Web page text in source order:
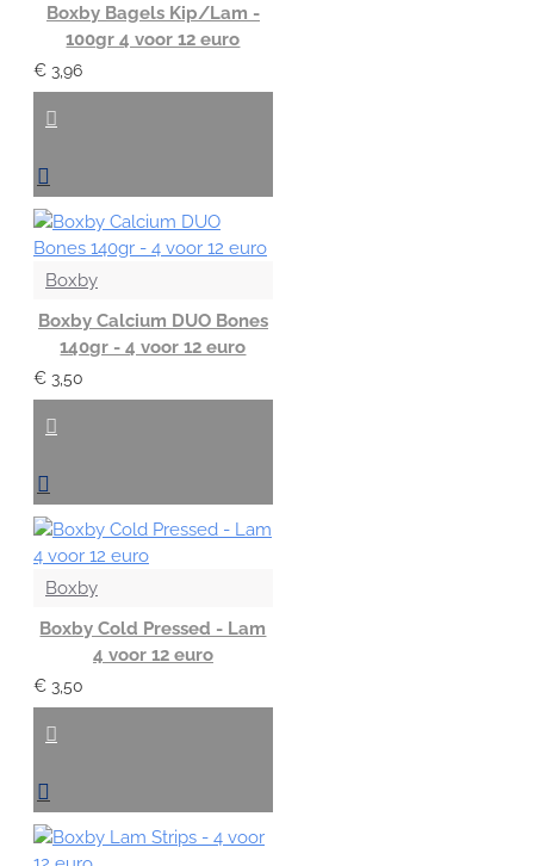
Boxby Bagels Kip/Lam -
100gr 4 voor 12 euro
€ 3,96
Boxby
Boxby Calcium DUO Bones
140gr - 4 voor 12 euro
€ 3,50
Boxby
Boxby Cold Pressed - Lam
4 voor 12 euro
€ 3,50